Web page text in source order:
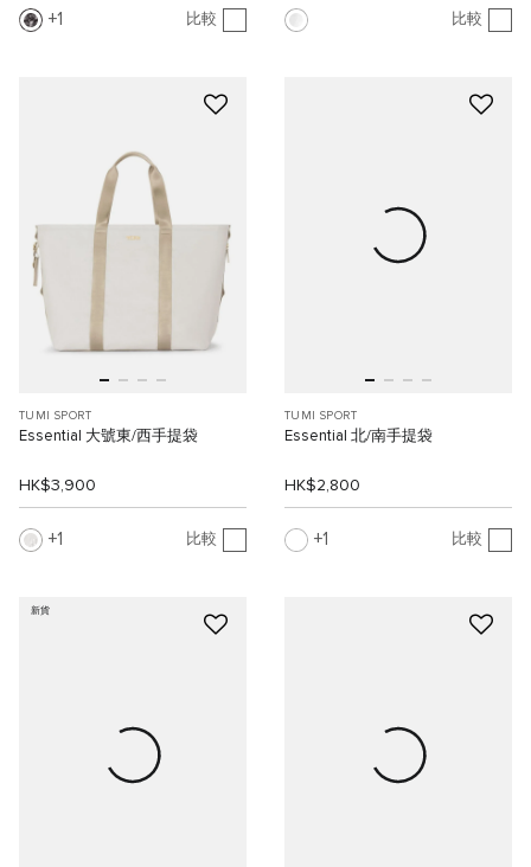
1 比較 比較
TUMI SPORT
Essential 大號東/西手提袋
HK$3,900
1 比較
TUMI SPORT
Essential 北/南手提袋
HK$2,800
1 比較
新貨